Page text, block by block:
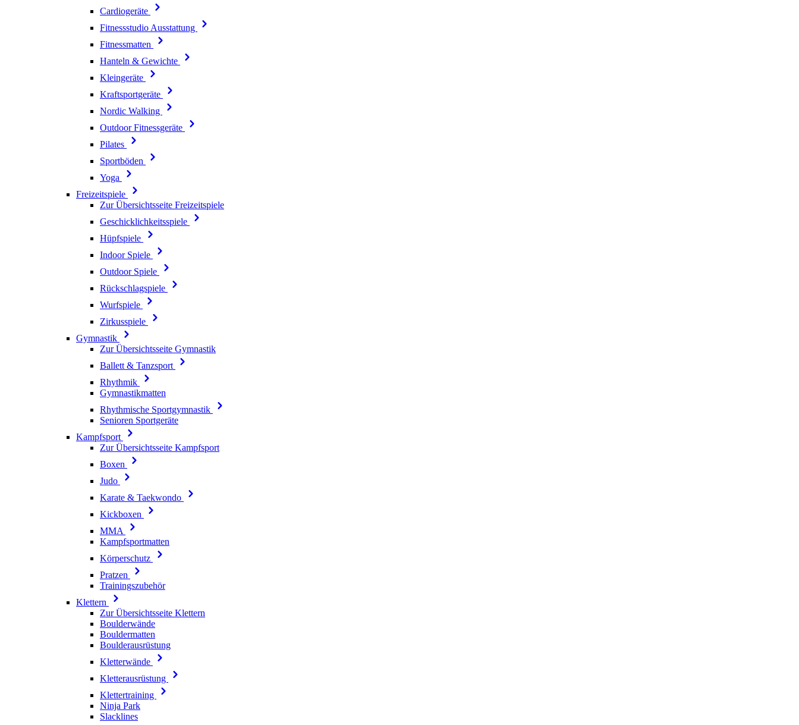
Cardiogeräte
Fitnessstudio Ausstattung
Fitnessmatten
Hanteln & Gewichte
Kleingeräte
Kraftsportgeräte
Nordic Walking
Outdoor Fitnessgeräte
Pilates
Sportböden
Yoga
Freizeitspiele
Zur Übersichtsseite Freizeitspiele
Geschicklichkeitsspiele
Hüpfspiele
Indoor Spiele
Outdoor Spiele
Rückschlagspiele
Wurfspiele
Zirkusspiele
Gymnastik
Zur Übersichtsseite Gymnastik
Ballett & Tanzsport
Rhythmik
Gymnastikmatten
Rhythmische Sportgymnastik
Senioren Sportgeräte
Kampfsport
Zur Übersichtsseite Kampfsport
Boxen
Judo
Karate & Taekwondo
Kickboxen
MMA
Kampfsportmatten
Körperschutz
Pratzen
Trainingszubehör
Klettern
Zur Übersichtsseite Klettern
Boulderwände
Bouldermatten
Boulderausrüstung
Kletterwände
Kletterausrüstung
Klettertraining
Ninja Park
Slacklines